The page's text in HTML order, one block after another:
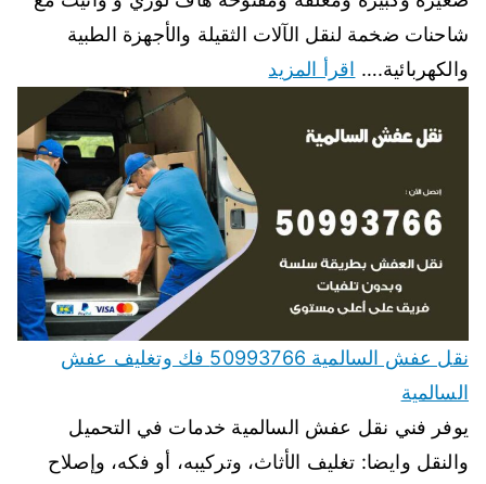
شاحنات ضخمة لنقل الآلات الثقيلة والأجهزة الطبية
والكهربائية.… اقرأ المزيد
نقل عفش السالمية 50993766 فك وتغليف عفش
السالمية
يوفر فني نقل عفش السالمية خدمات في التحميل
والنقل وايضا: تغليف الأثاث، وتركيبه، أو فكه، وإصلاح